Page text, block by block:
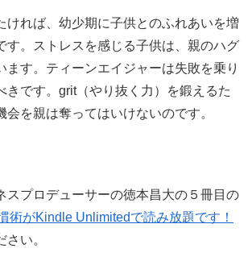
ければ、幼少期に子供とのふれあいを増
す。ストレスを感じる子供は、親のハグ
ます。ティーンエイジャーは失敗を乗り
きです。grit（やり抜く力）を鍛えるた
会を親は奪ってはいけないのです。
スプロデューサーの徳本昌大の５冊目の
術がKindle Unlimitedで読み放題です！
い。